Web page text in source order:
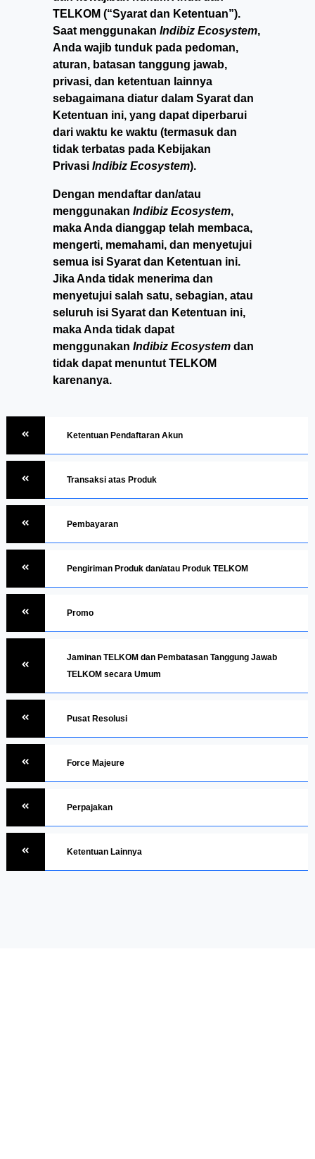
TELKOM (“Syarat dan Ketentuan”).
Saat menggunakan Indibiz Ecosystem,
Anda wajib tunduk pada pedoman,
aturan, batasan tanggung jawab,
privasi, dan ketentuan lainnya
sebagaimana diatur dalam Syarat dan
Ketentuan ini, yang dapat diperbarui
dari waktu ke waktu (termasuk dan
tidak terbatas pada Kebijakan
Privasi Indibiz Ecosystem).
Dengan mendaftar dan/atau
menggunakan Indibiz Ecosystem,
maka Anda dianggap telah membaca,
mengerti, memahami, dan menyetujui
semua isi Syarat dan Ketentuan ini.
Jika Anda tidak menerima dan
menyetujui salah satu, sebagian, atau
seluruh isi Syarat dan Ketentuan ini,
maka Anda tidak dapat
menggunakan Indibiz Ecosystem dan
tidak dapat menuntut TELKOM
karenanya.
Ketentuan Pendaftaran Akun
Transaksi atas Produk
Pembayaran
Pengiriman Produk dan/atau Produk TELKOM
Promo
Jaminan TELKOM dan Pembatasan Tanggung Jawab
TELKOM secara Umum
Pusat Resolusi
Force Majeure
Perpajakan
Ketentuan Lainnya